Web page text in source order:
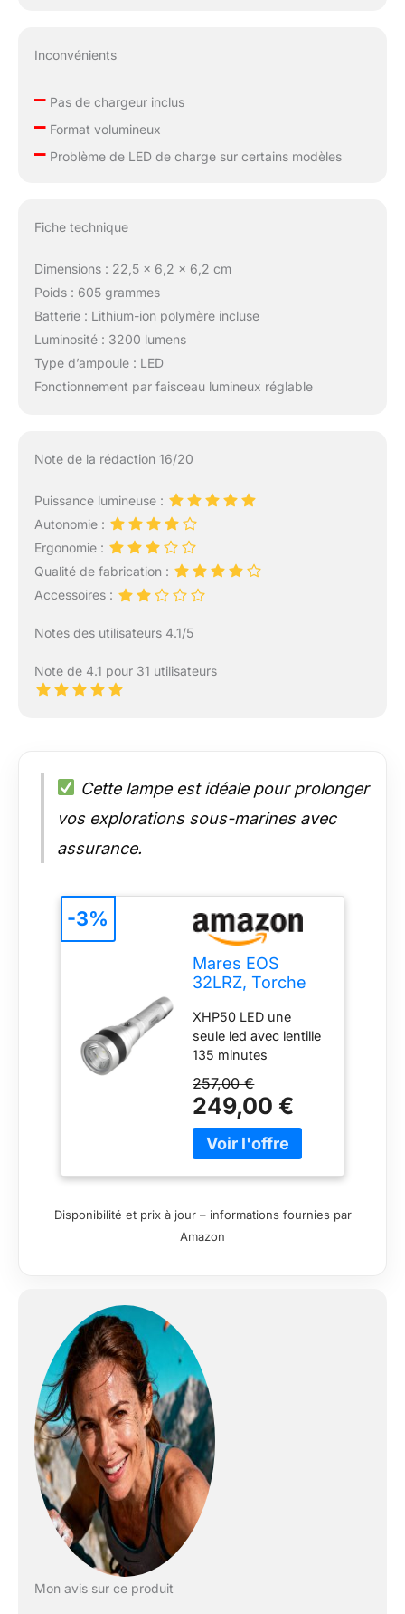
Inconvénients
–Pas de chargeur inclus
–Format volumineux
–Problème de LED de charge sur certains modèles
Fiche technique
Dimensions : 22,5 x 6,2 x 6,2 cm
Poids : 605 grammes
Batterie : Lithium-ion polymère incluse
Luminosité : 3200 lumens
Type d’ampoule : LED
Fonctionnement par faisceau lumineux réglable
Note de la rédaction 16/20
Puissance lumineuse :
Autonomie :
Ergonomie :
Qualité de fabrication :
Accessoires :
Notes des utilisateurs 4.1/5
Note de 4.1 pour 31 utilisateurs
Cette lampe est idéale pour prolonger
vos explorations sous-marines avec
assurance.
Mares EOS
32LRZ, Torche
sous-Marine,
Adulte Unisexe,
Aluminium, U
XHP50 LED une
seule led avec lentille
135 minutes
(puissance maxi)
batterie rechargeable
amovible interrupteur
mécanique
257,00 €
249,00 €
-3%
Disponibilité et prix à jour – informations fournies par
Amazon
Mon avis sur ce produit